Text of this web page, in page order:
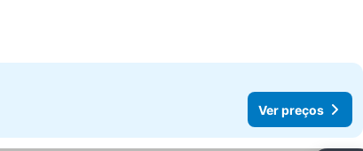
Ver preços